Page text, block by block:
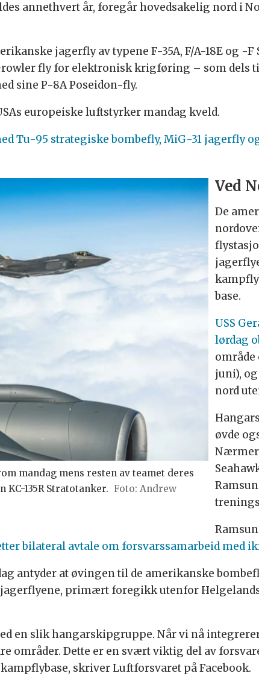
annethvert år, foregår hovedsakelig nord i
jagerfly av typene F-35A, F/A-18E og -F
fly for elektronisk krigføring – som dels
sine P-8A Poseidon-fly.
europeiske luftstyrker mandag kveld.
Tu-95 strategiske bombefly, MiG-31 jagerfly
mandag mens resten av teamet deres
135R Stratotanker.
Andrew
Ved
De
base.
USS
lørdag
område
juni),
nord
øvde
bilateral avtale om forsvarssamarbeid med
antyder at øvingen til de amerikanske
primært foregikk utenfor
en slik hangarskipgruppe. Når vi nå
områder. Dette er en svært viktig del av
skriver Luftforsvaret på Facebook.